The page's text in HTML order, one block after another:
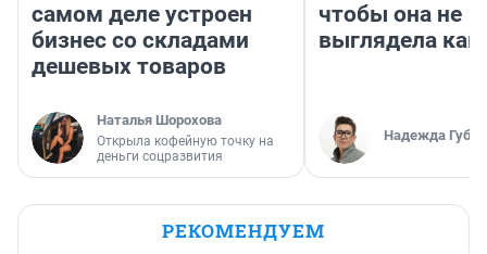
самом деле устроен
бизнес со складами
дешевых товаров
Наталья Шорохова
Открыла кофейную точку на
деньги соцразвития
чтобы она не
выглядела как
Надежда
РЕКОМЕНДУЕМ